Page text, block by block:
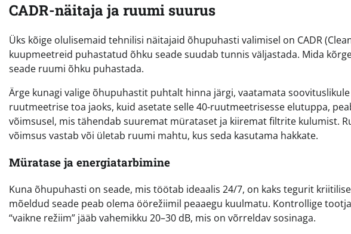
CADR-näitaja ja ruumi suurus
Üks kõige olulisemaid tehnilisi näitajaid õhupuhasti valimisel on CADR
kuupmeetreid puhastatud õhku seade suudab tunnis väljastada. Mida
seade ruumi õhku puhastada.
Ärge kunagi valige õhupuhastit puhtalt hinna järgi, vaatamata
ruutmeetrise toa jaoks, kuid asetate selle 40-ruutmeetrisesse elutuppa,
võimsusel, mis tähendab suuremat mürataset ja kiiremat filtrite kulumist.
võimsus vastab või ületab ruumi mahtu, kus seda kasutama hakkate.
Müratase ja energiatarbimine
Kuna õhupuhasti on seade, mis töötab ideaalis 24/7, on kaks tegurit
mõeldud seade peab olema öörežiimil peaaegu kuulmatu. Kontrollige
“vaikne režiim” jääb vahemikku 20–30 dB, mis on võrreldav sosinaga.